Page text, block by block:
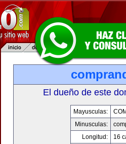
El dueño de este
Mayusculas:
Minusculas:
Longitud:
16